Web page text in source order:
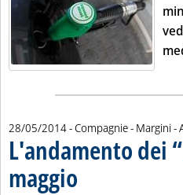
28/05/2014- Compagnie - Margini -
L'andamento dei
maggio . Sottotitolo: Aggiornati
. Pubblicata mercoledì 28